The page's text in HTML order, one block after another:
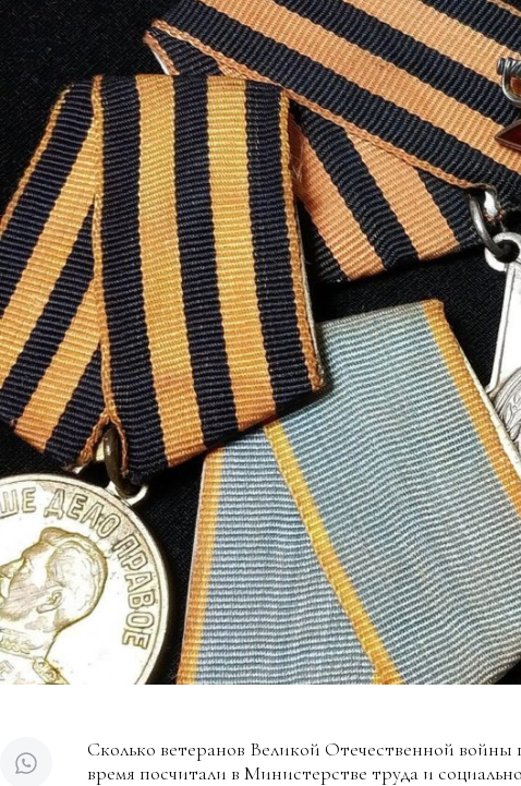
Сколько ветеранов Великой Отечественной войны
время посчитали в Министерстве труда и